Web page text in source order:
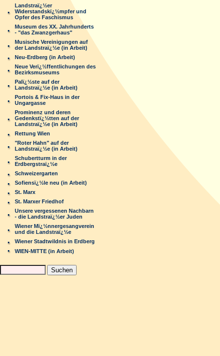
Landstraï¿½er
Widerstandskï¿½mpfer und
Opfer des Faschismus
Museum des XX. Jahrhunderts
- "das Zwanzgerhaus"
Musische Vereinigungen auf
der Landstraï¿½e (in Arbeit)
Neu-Erdberg (in Arbeit)
Neue Verï¿½ffentlichungen des
Bezirksmuseums
Palï¿½ste auf der
Landstraï¿½e (in Arbeit)
Portois & Fix-Haus in der
Ungargasse
Prominenz und deren
Gedenkstï¿½tten auf der
Landstraï¿½e (in Arbeit)
Rettung Wien
"Roter Hahn" auf der
Landstraï¿½e (in Arbeit)
Schubertturm in der
Erdbergstraï¿½e
Schweizergarten
Sofiensï¿½le neu (in Arbeit)
St. Marx
St. Marxer Friedhof
Unsere vergessenen Nachbarn
- die Landstraï¿½er Juden
Wiener Mï¿½nnergesangverein
und die Landstraï¿½e
Wiener Stadtwildnis in Erdberg
WIEN-MITTE (in Arbeit)